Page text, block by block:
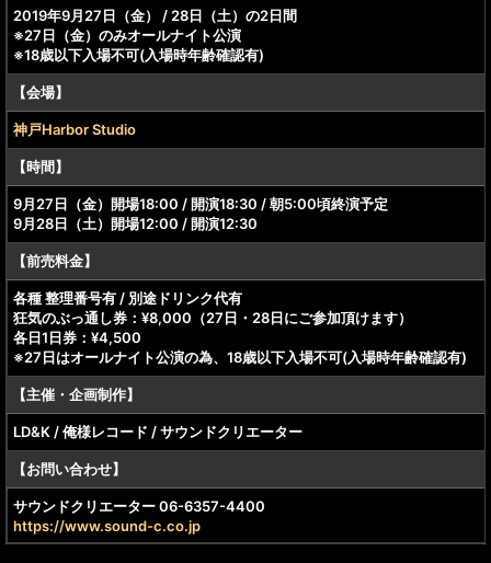
FAQ
テーマソング
2019年9月27日（金） / 28日（土）の2日間
※27日（金）のみオールナイト公演
※18歳以下入場不可(入場時年齢確認有)
【会場】
神戸Harbor Studio
【時間】
9月27日（金）開場18:00 / 開演18:30 / 朝5:00頃終演予定
9月28日（土）開場12:00 / 開演12:30
【前売料金】
各種 整理番号有 / 別途ドリンク代有
狂気のぶっ通し券：¥8,000（27日・28日にご参加頂けます）
各日1日券：¥4,500
※27日はオールナイト公演の為、18歳以下入場不可(入場時年齢確認有)
【主催・企画制作】
LD&K / 俺様レコード / サウンドクリエーター
【お問い合わせ】
サウンドクリエーター 06-6357-4400
https://www.sound-c.co.jp